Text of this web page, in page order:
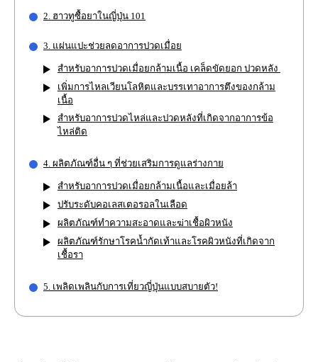
2. ฮาวทูซื้อยาในญี่ปุ่น 101
3. แผ่นแปะช่วยลดอาการปวดเมื่อย
สำหรับอาการปวดเมื่อยกล้ามเนื้อ เคล็ดขัดยอก ปวดหลัง
เพิ่มการไหลเวียนโลหิตและบรรเทาอาการตึงของกล้าม
เนื้อ
สำหรับอาการปวดไหล่และปวดหลังที่เกิดจากอาการข้อ
ไหล่ติด
4. ผลิตภัณฑ์อื่น ๆ ที่ช่วยเสริมการดูแลร่างกาย
สำหรับอาการปวดเมื่อยกล้ามเนื้อและเมื่อยล้า
ปรับระดับคอเลสเตอรอลในเลือด
ผลิตภัณฑ์ทำความสะอาดและฆ่าเชื้อผิวหนัง
ผลิตภัณฑ์รักษาโรคน้ำกัดเท้าและโรคผิวหนังที่เกิดจาก
เชื้อรา
5. เพลิดเพลินกับการเที่ยวญี่ปุ่นแบบสบายตัว!